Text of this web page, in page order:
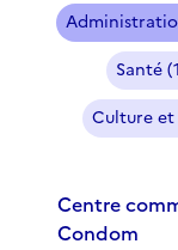
Santé
Culture et
Centre communal d'action sociale (CCAS) -
Condom